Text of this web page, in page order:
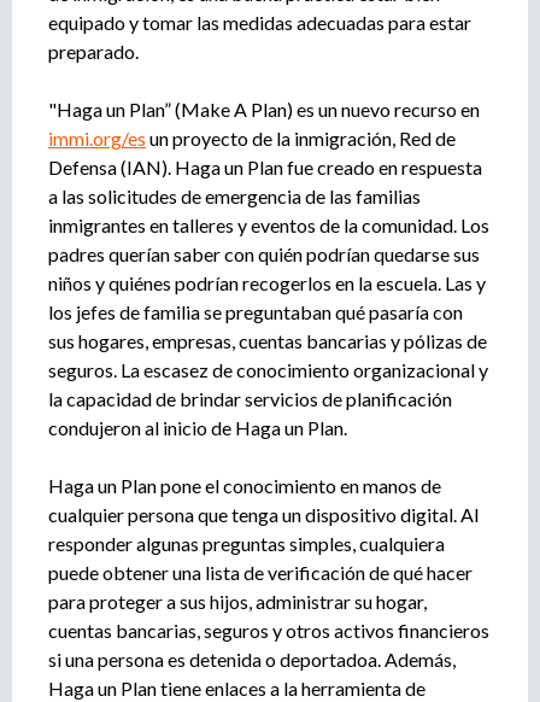
l
u
t
m
i
e
n
t
equipado y tomar las medidas adecuadas para estar
preparado.
"Haga un Plan” (Make A Plan) es un nuevo recurso en
immi.org/es un proyecto de la inmigración, Red de
Defensa (IAN). Haga un Plan fue creado en respuesta
a las solicitudes de emergencia de las familias
inmigrantes en talleres y eventos de la comunidad. Los
padres querían saber con quién podrían quedarse sus
niños y quiénes podrían recogerlos en la escuela. Las y
los jefes de familia se preguntaban qué pasaría con
sus hogares, empresas, cuentas bancarias y pólizas de
seguros. La escasez de conocimiento organizacional y
la capacidad de brindar servicios de planificación
condujeron al inicio de Haga un Plan.
Haga un Plan pone el conocimiento en manos de
cualquier persona que tenga un dispositivo digital. Al
responder algunas preguntas simples, cualquiera
puede obtener una lista de verificación de qué hacer
para proteger a sus hijos, administrar su hogar,
cuentas bancarias, seguros y otros activos financieros
si una persona es detenida o deportadoa. Además,
Haga un Plan tiene enlaces a la herramienta de